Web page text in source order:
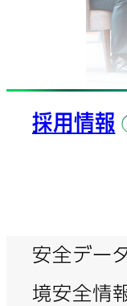
採用情報
安全データ
境安全情報